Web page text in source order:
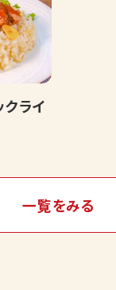
ライ
一覧をみる